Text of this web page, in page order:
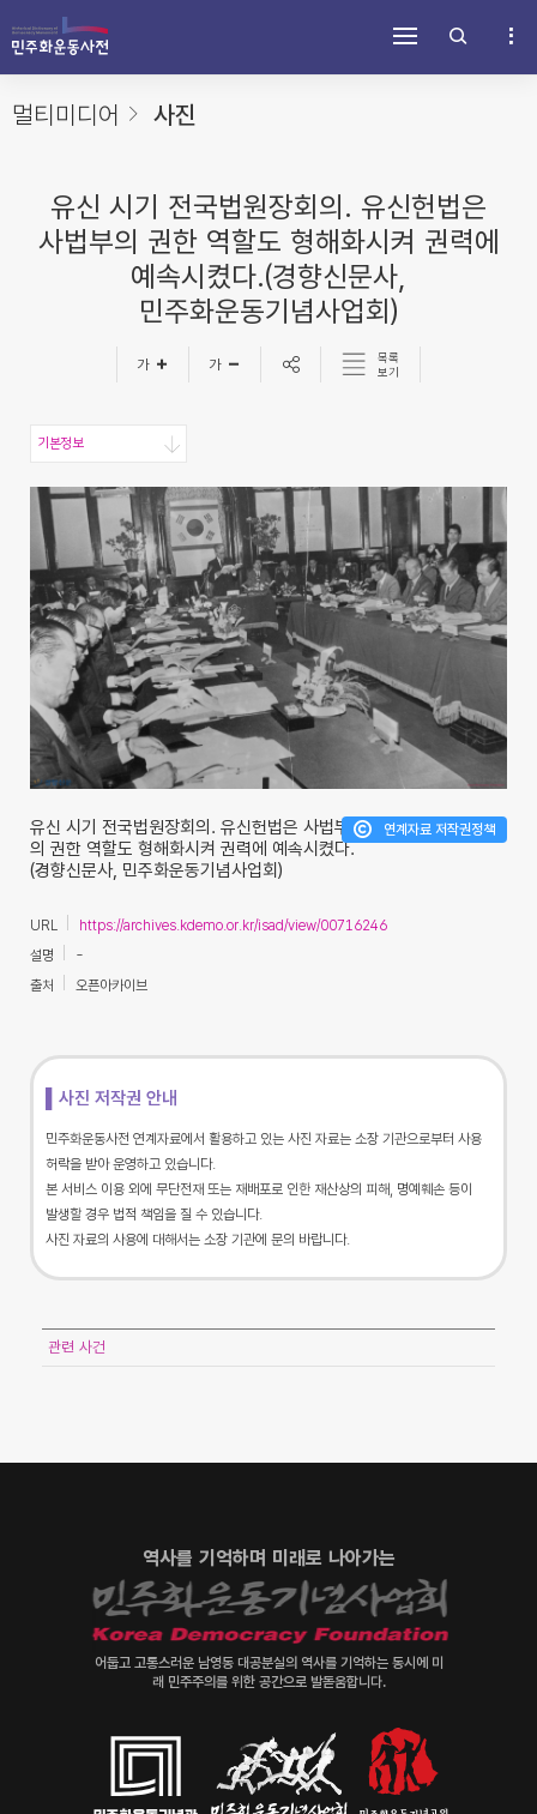
메
뉴
바
로
용
바
로
가
단
바
로
가멀티미디어 사진
유신 시기 전국법원장회의. 유신헌법은
사법부의 권한 역할도 형해화시켜 권력에
예속시켰다.(경향신문사,
민주화운동기념사업회)
목록
보기
기본정보
유신 시기 전국법원장회의. 유신헌법은 사법부
의 권한 역할도 형해화시켜 권력에 예속시켰다.
(경향신문사, 민주화운동기념사업회)
연계자료 저작권정책
URL
https://archives.kdemo.or.kr/isad/view/00716246
설명
-
출처
오픈아카이브
▌사진 저작권 안내
민주화운동사전 연계자료에서 활용하고 있는 사진 자료는 소장 기관으로부터 사용
허락을 받아 운영하고 있습니다.
본 서비스 이용 외에 무단전재 또는 재배포로 인한 재산상의 피해, 명예훼손 등이
발생할 경우 법적 책임을 질 수 있습니다.
사진 자료의 사용에 대해서는 소장 기관에 문의 바랍니다.
관련 사건
역사를 기억하며 미래로 나아가는
어둡고 고통스러운 남영동 대공분실의 역사를 기억하는 동시에 미
래 민주주의를 위한 공간으로 발돋움합니다.